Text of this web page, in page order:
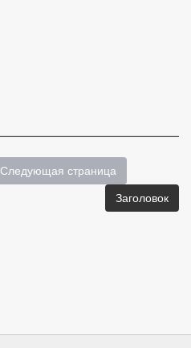
Следующая страница
Заголовок